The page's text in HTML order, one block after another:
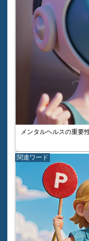
メンタルヘルスの重要
関連ワード